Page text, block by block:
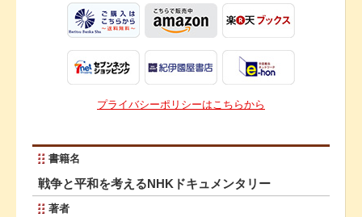
プライバシーポリシーはこちらから
書籍名
戦争と平和を考えるNHKドキュメンタリー
著者